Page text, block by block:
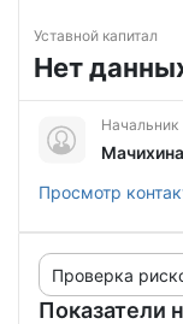
Уставной капитал
Нет
Начальник
Просмотр
Показатели
Проверка